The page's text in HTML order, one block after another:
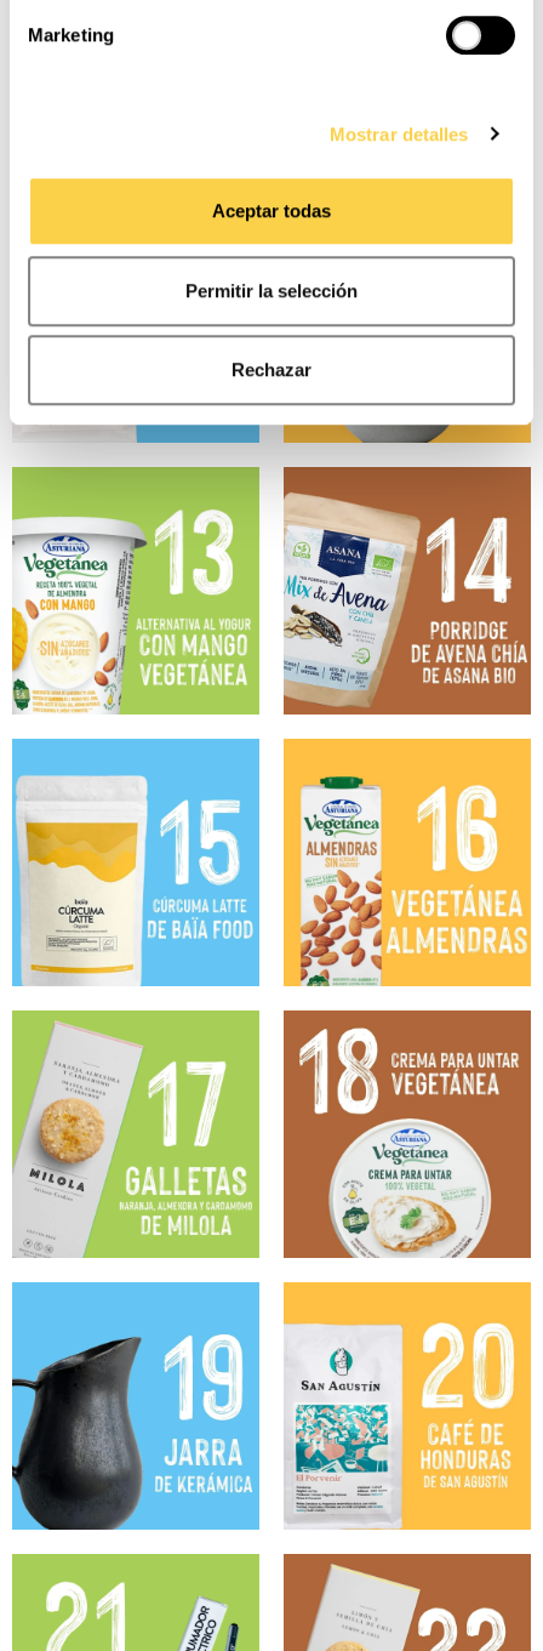
Comportamentales
personalizadas en función del mismo.
Puede consultar laPolítica de cookiespara más
información. Puede aceptar todas las cookies,
rechazarlas o configurarlas en el siguiente panel.
Marketing
Mostrar detalles
Aceptar todas
Permitir la selección
Rechazar